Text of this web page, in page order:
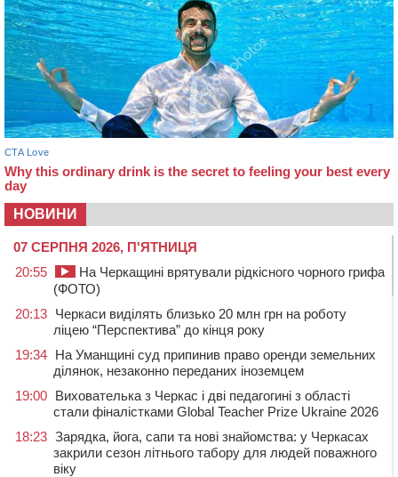
НОВИНИ
07 СЕРПНЯ 2026, П'ЯТНИЦЯ
20:55
На Черкащині врятували рідкісного чорного грифа
(ФОТО)
20:13 Черкаси виділять близько 20 млн грн на роботу
ліцею “Перспектива” до кінця року
19:34 На Уманщині суд припинив право оренди земельних
ділянок, незаконно переданих іноземцем
19:00 Вихователька з Черкас і дві педагогині з області
стали фіналістками Global Teacher Prize Ukraine 2026
18:23 Зарядка, йога, сапи та нові знайомства: у Черкасах
закрили сезон літнього табору для людей поважного
віку